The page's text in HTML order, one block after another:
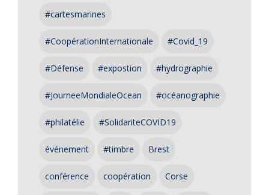
#cartesmarines
#CoopérationInternationale #Covid_19
#Défense #expostion #hydrographie
#JourneeMondialeOcean #océanographie
#philatélie #SolidariteCOVID19
événement #timbre Brest
conférence coopération Corse